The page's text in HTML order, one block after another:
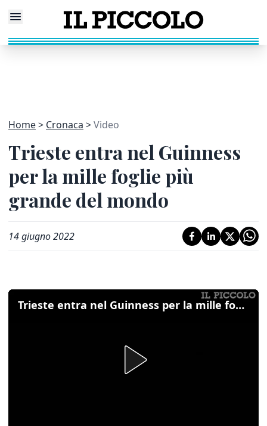
Home Cronaca Video
Trieste entra nel Guinness
per la mille foglie più
grande del mondo
14 giugno 2022
Trieste entra nel Guinness per la mille foglie più grande del mondo